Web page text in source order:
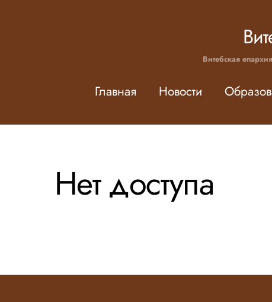
Витебская
Главная Новости
Нет доступа